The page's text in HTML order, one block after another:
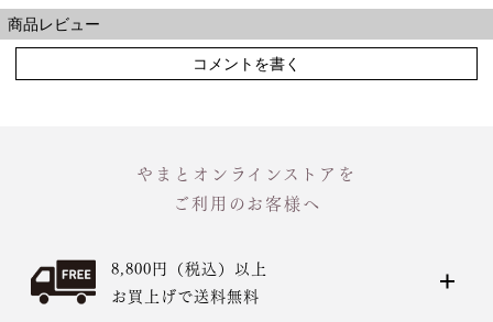
商品レビュー
コメントを書く
やまとオンラインストアを
ご利用のお客様へ
8,800円（税込）以上
お買上げで送料無料